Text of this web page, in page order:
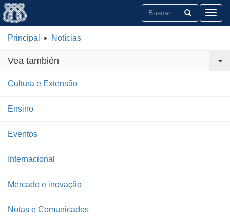
Principal Notícias
Vea también
Cultura e Extensão
Ensino
Eventos
Internacional
Mercado e inovação
Notas e Comunicados